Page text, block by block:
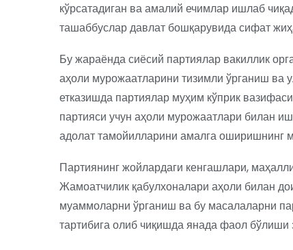
кўрсатадиган ва амалий ечимлар ишлаб
ташаббуслар давлат бошқарувида сифат
Бу жараёнда сиёсий партиялар вакиллик
аҳоли мурожаатларини тизимли ўрганиш ва
етказишда партиялар муҳим кўприк
партияси учун аҳоли мурожаатлари билан
адолат тамойилларини амалга оширишнинг
Партиянинг жойлардаги кенгашлари,
Жамоатчилик қабулхоналари аҳоли билан
муаммоларни ўрганиш ва бу масалаларни
тартибига олиб чиқишда янада фаол бўлиши